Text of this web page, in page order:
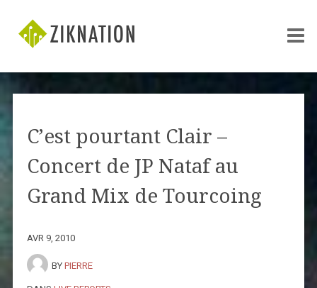
C’est pourtant Clair –
Concert de JP Nataf au
Grand Mix de Tourcoing
AVR 9, 2010
BY PIERRE